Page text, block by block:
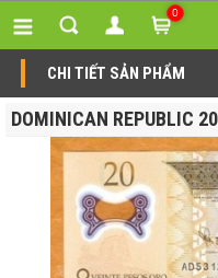
0
CHI TIẾT SẢN PHẨM
DOMINICAN REPUBLIC